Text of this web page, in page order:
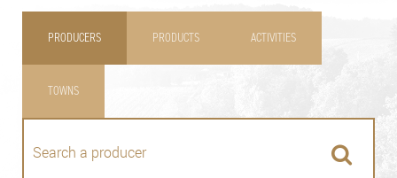
PRODUCERS PRODUCTS ACTIVITIES
TOWNS